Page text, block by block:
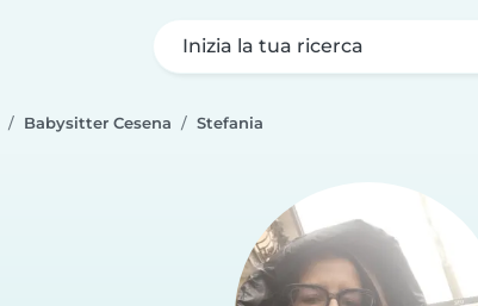
Inizia la tua ricerca
Babysitter Cesena Stefania